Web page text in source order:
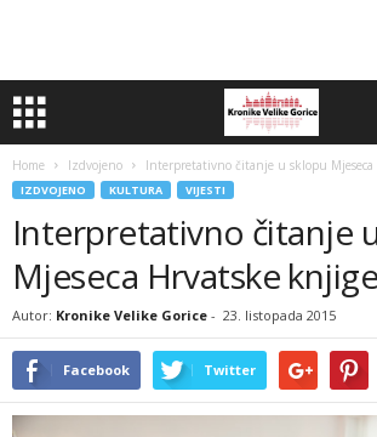
Home Izdvojeno Interpretativno čitanje u sklopu
IZDVOJENO KULTURA VIJESTI
Interpretativno čitanje
Mjeseca Hrvatske knjige
Autor: Kronike Velike Gorice - 23. listopada 2015
Facebook Twitter